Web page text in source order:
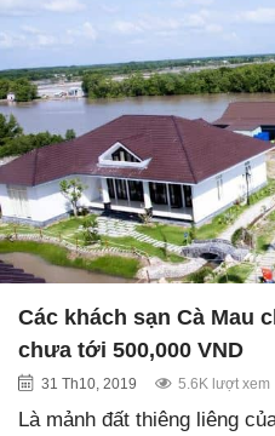
Các khách sạn Cà Mau
chưa tới 500,000 VND
31 Th10, 2019 5.6K lượt xem
Là mảnh đất thiêng liêng